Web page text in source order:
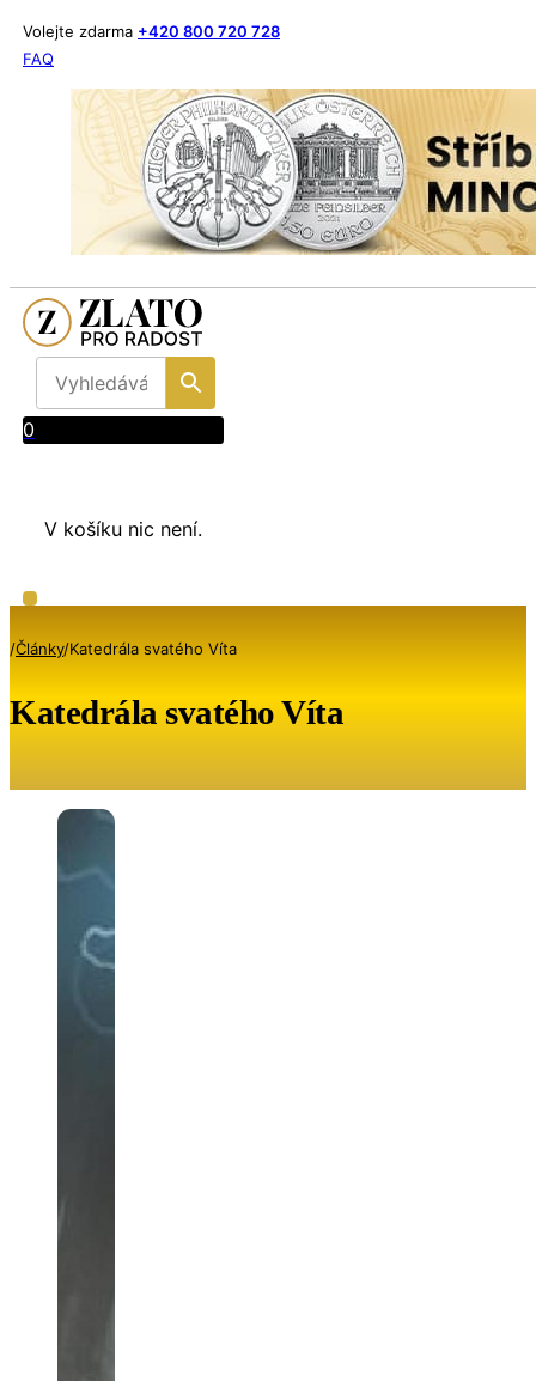
Volejte zdarma +420 800 720 728
FAQ
0
V košíku nic není.
/Články/Katedrála svatého Víta
Katedrála svatého Víta